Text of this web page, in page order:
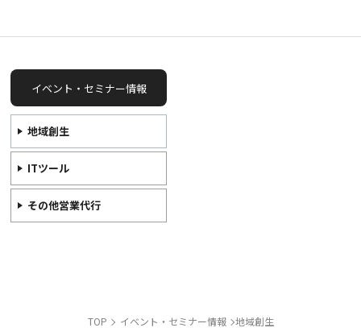
イベント・セミナー情報
地域創生
ITツール
その他営業代行
TOP イベント・セミナー情報 地域創生